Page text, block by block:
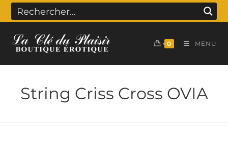
0 MENU
String Criss Cross OVIA